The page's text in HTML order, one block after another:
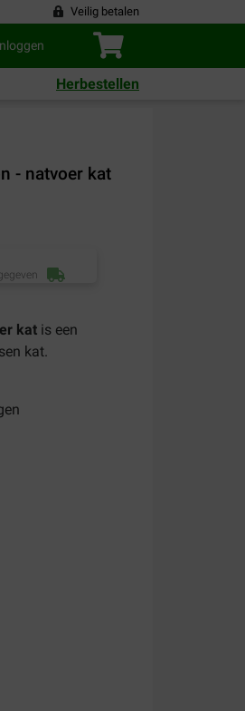
Veilig betalen
Herbestellen
- natvoer kat
kat is een
kat.